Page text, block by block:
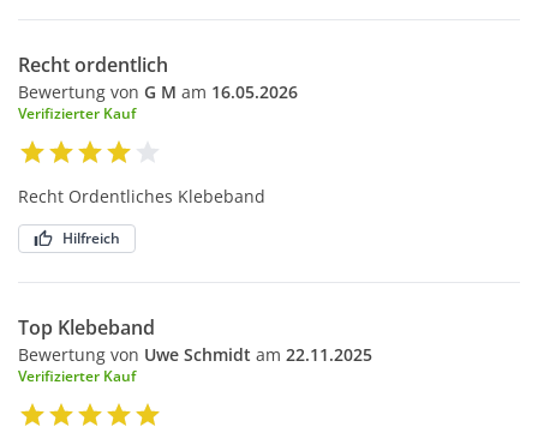
Recht ordentlich
Bewertung von G M am 16.05.2026
Verifizierter Kauf
Recht Ordentliches Klebeband
Hilfreich
Top Klebeband
Bewertung von Uwe Schmidt am 22.11.2025
Verifizierter Kauf